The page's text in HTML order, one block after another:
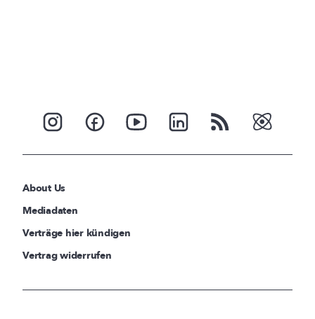
About Us
Mediadaten
Verträge hier kündigen
Vertrag widerrufen